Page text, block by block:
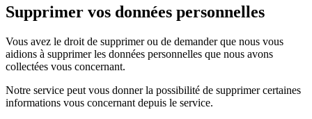
Supprimer vos données personnelles
Vous avez le droit de supprimer ou de demander que nous vous
aidions à supprimer les données personnelles que nous avons
collectées vous concernant.
Notre service peut vous donner la possibilité de supprimer certaines
informations vous concernant depuis le service.